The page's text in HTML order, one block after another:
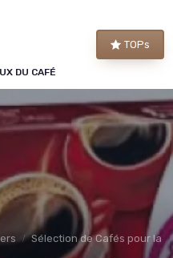
DU CAFÉ
TOPs
Sélection de Cafés pour la